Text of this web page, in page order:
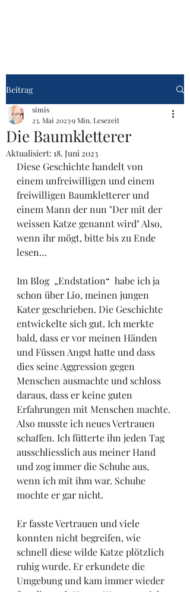
Beitrag
Die Baumkletterer
simis
23. Mai 20239 Min. Lesezeit
Aktualisiert: 18. Juni 2023
Diese Geschichte handelt von
einem unfreiwilligen und einem
freiwilligen Baumkletterer und
einem Mann der nun "Der mit der
weissen Katze genannt wird" Also,
wenn ihr mögt, bitte bis zu Ende
lesen…
Im Blog  „Endstation“  habe ich ja
schon über Lio, meinen jungen
Kater geschrieben. Die Geschichte
entwickelte sich gut. Ich merkte
bald, dass er vor meinen Händen
und Füssen Angst hatte und dass
dies seine Aggression gegen
Menschen ausmachte und schloss
daraus, dass er keine guten
Erfahrungen mit Menschen machte.
Also musste ich neues Vertrauen
schaffen. Ich fütterte ihn jeden Tag
ausschliesslich aus meiner Hand
und zog immer die Schuhe aus,
wenn ich mit ihm war. Schuhe
mochte er gar nicht.
Er fasste Vertrauen und viele
konnten nicht begreifen, wie
schnell diese wilde Katze plötzlich
ruhig wurde. Er erkundete die
Umgebung und kam immer wieder